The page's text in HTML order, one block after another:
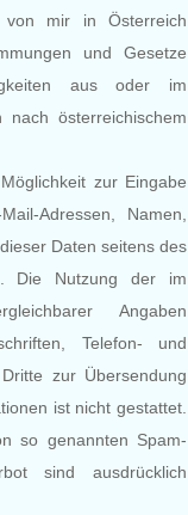
von mir in Österreich
und Gesetze
aus oder im
österreichischem
zur Eingabe
Adressen, Namen,
Daten seitens des
Die Nutzung der im
Angaben
Telefon- und
zur Übersendung
ist nicht gestattet.
so genannten Spam-
sind ausdrücklich